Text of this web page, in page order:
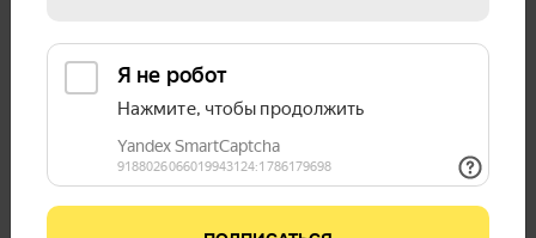
65 000
В НАЛИЧИИ
Бесплатная доставка по России
Мск и СПб в течение 24-48 часов
Подробнее